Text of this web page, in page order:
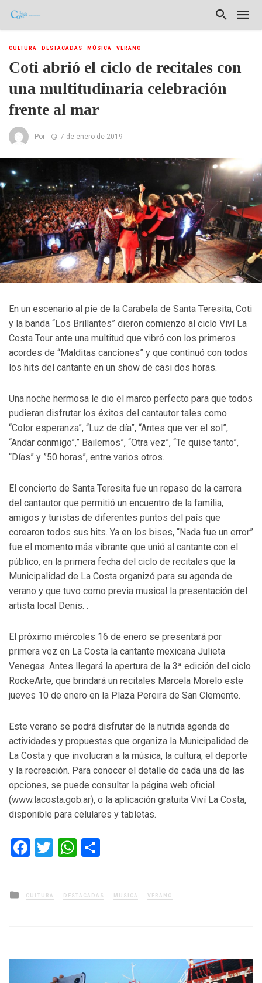
CULTURA DESTACADAS MÚSICA VERANO
Coti abrió el ciclo de recitales con
una multitudinaria celebración
frente al mar
Por 7 de enero de 2019
En un escenario al pie de la Carabela de Santa Teresita, Coti
y la banda “Los Brillantes” dieron comienzo al ciclo Viví La
Costa Tour ante una multitud que vibró con los primeros
acordes de “Malditas canciones” y que continuó con todos
los hits del cantante en un show de casi dos horas.
Una noche hermosa le dio el marco perfecto para que todos
pudieran disfrutar los éxitos del cantautor tales como
“Color esperanza”, “Luz de día”, “Antes que ver el sol”,
“Andar conmigo”,” Bailemos”, “Otra vez”, “Te quise tanto”,
“Días” y ”50 horas”, entre varios otros.
El concierto de Santa Teresita fue un repaso de la carrera
del cantautor que permitió un encuentro de la familia,
amigos y turistas de diferentes puntos del país que
corearon todos sus hits. Ya en los bises, “Nada fue un error”
fue el momento más vibrante que unió al cantante con el
público, en la primera fecha del ciclo de recitales que la
Municipalidad de La Costa organizó para su agenda de
verano y que tuvo como previa musical la presentación del
artista local Denis. .
El próximo miércoles 16 de enero se presentará por
primera vez en La Costa la cantante mexicana Julieta
Venegas. Antes llegará la apertura de la 3ª edición del ciclo
RockeArte, que brindará un recitales Marcela Morelo este
jueves 10 de enero en la Plaza Pereira de San Clemente.
Este verano se podrá disfrutar de la nutrida agenda de
actividades y propuestas que organiza la Municipalidad de
La Costa y que involucran a la música, la cultura, el deporte
y la recreación. Para conocer el detalle de cada una de las
opciones, se puede consultar la página web oficial
(www.lacosta.gob.ar), o la aplicación gratuita Viví La Costa,
disponible para celulares y tabletas.
Facebook
TwitterWhatsApp
Posted
in
CULTURA DESTACADAS MÚSICA VERANO